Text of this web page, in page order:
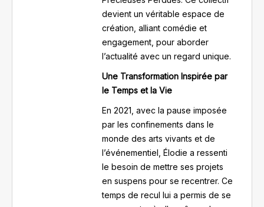
devient un véritable espace de
création, alliant comédie et
engagement, pour aborder
l’actualité avec un regard unique.
Une Transformation Inspirée par
le Temps et la Vie
En 2021, avec la pause imposée
par les confinements dans le
monde des arts vivants et de
l’événementiel, Élodie a ressenti
le besoin de mettre ses projets
en suspens pour se recentrer. Ce
temps de recul lui a permis de se